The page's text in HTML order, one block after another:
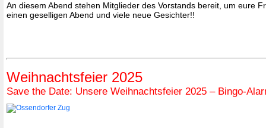
An diesem Abend stehen Mitglieder des Vorstands bereit, um eure
einen geselligen Abend und viele neue Gesichter!!
Weihnachtsfeier 2025
Save the Date: Unsere Weihnachtsfeier 2025 – Bingo-